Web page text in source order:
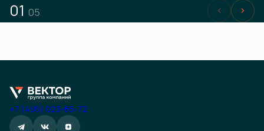
01 05
+7 (495) 023-65-72